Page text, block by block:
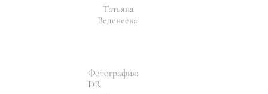
Татьяна
Веденеева
Фотография:
DR